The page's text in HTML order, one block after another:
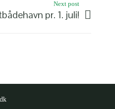
Next post
pr. 1. juli!